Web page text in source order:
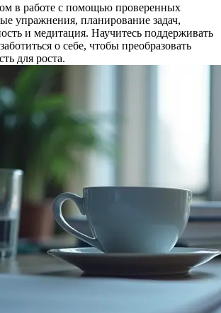
в работе с помощью проверенных
упражнения, планирование задач,
и медитация. Научитесь поддерживать
о себе, чтобы преобразовать
для роста.